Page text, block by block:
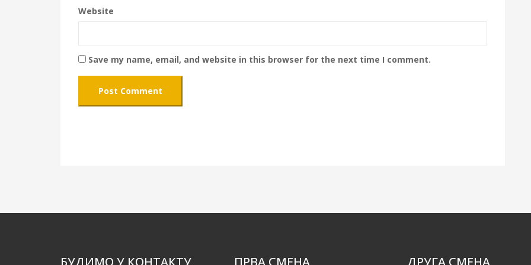
Website
Save my name, email, and website in this browser for the next time I comment.
БУДИМО У КОНТАКТУ ПРВА СМЕНА ДРУГА СМЕНА